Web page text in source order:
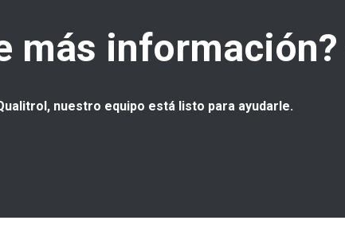
más
nuestro equipo está listo para ayudarle.